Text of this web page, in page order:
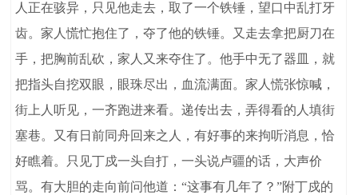
人正在骇异，只见他走去，取了一个铁锤，望口中乱打牙
齿。家人慌忙抱住了，夺了他的铁锤。又走去拿把厨刀在
手，把胸前乱砍，家人又来夺住了。他手中无了器皿，就
把指头自挖双眼，眼珠尽出，血流满面。家人慌张惊喊，
街上人听见，一齐跑进来看。递传出去，弄得看的人填街
塞巷。又有日前同舟回来之人，有好事的来拘听消息，恰
好瞧着。只见丁戍一头自打，一头说卢疆的话，大声价
骂。有大胆的走向前问他道：“这事有几年了？”附丁戍的